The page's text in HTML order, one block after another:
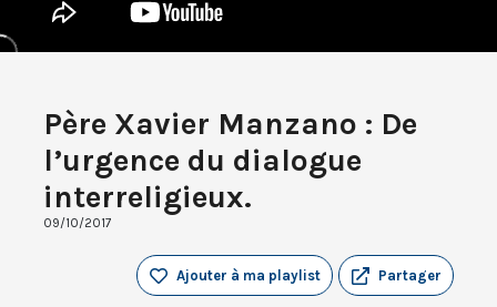
Père Xavier Manzano : De
l’urgence du dialogue
interreligieux.
09/10/2017
Partager
Ajouter à ma playlist